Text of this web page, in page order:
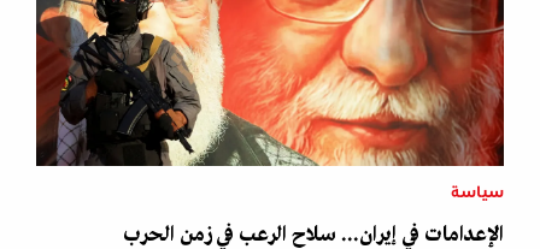
سياسة
الإعدامات في إيران... سلاح الرعب في زمن الحرب